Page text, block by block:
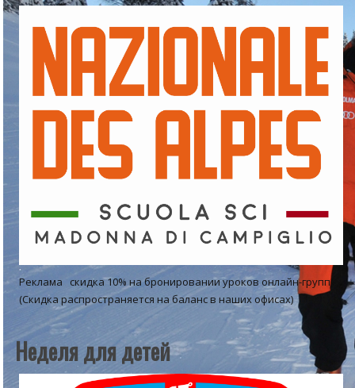
Реклама скидка 10% на бронировании уроков онлайн-групп.
(Скидка распространяется на баланс в наших офисах) БРОН...
Неделя для детей